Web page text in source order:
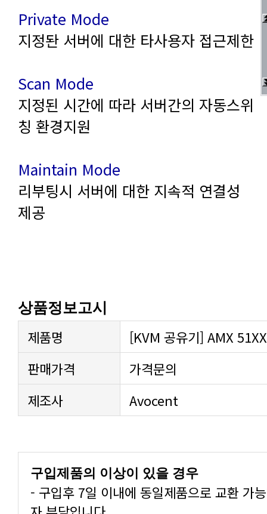
Private Mode
지정돤 서버에 대한 타사용자 접근제한
Scan Mode
칭 환경지원
Maintain Mode
제공
상품정보고시
제품명
[KVM 공유기] AMX
판매가격
가격문의
제조사
Avocent
구입제품의 이상이 있을 경우